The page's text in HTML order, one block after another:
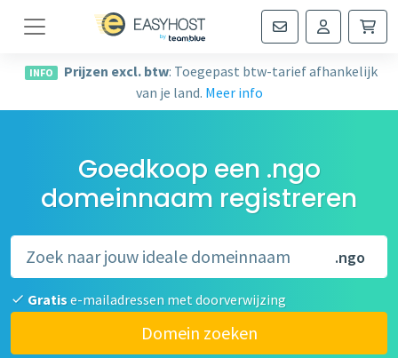
Navigatie
INFO Prijzen excl. btw: Toegepast btw-tarief afhankelijk
van je land. Meer info
Goedkoop een .ngo
domeinnaam registreren
.ngo
Gratise-mailadressen met doorverwijzing
Domein zoeken